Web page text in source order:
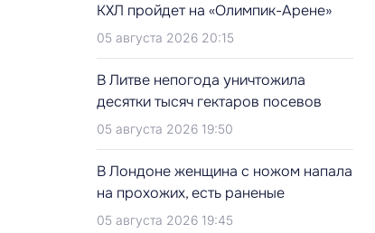
КХЛ пройдет на «Олимпик-Арене»
05 августа 2026 20:15
В Литве непогода уничтожила
десятки тысяч гектаров посевов
05 августа 2026 19:50
В Лондоне женщина с ножом напала
на прохожих, есть раненые
05 августа 2026 19:45